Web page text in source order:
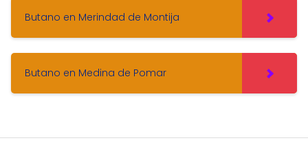
Butano en Merindad de Montija
Butano en Medina de Pomar